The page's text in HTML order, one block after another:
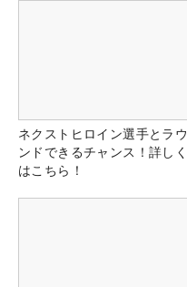
ネクストヒロイン選手とラウ
ンドできるチャンス！詳しく
はこちら！